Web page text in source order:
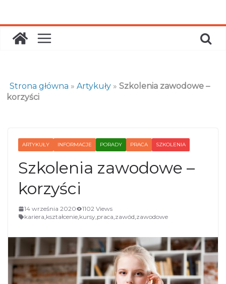
content
Strona główna »Artykuły »Szkolenia zawodowe –
korzyści
ARTYKUŁY INFORMACJE PORADY PRACA SZKOLENIA
Szkolenia zawodowe –
korzyści
14 września 2020
1102 Views
kariera,kształcenie,kursy,praca,zawód,zawodowe